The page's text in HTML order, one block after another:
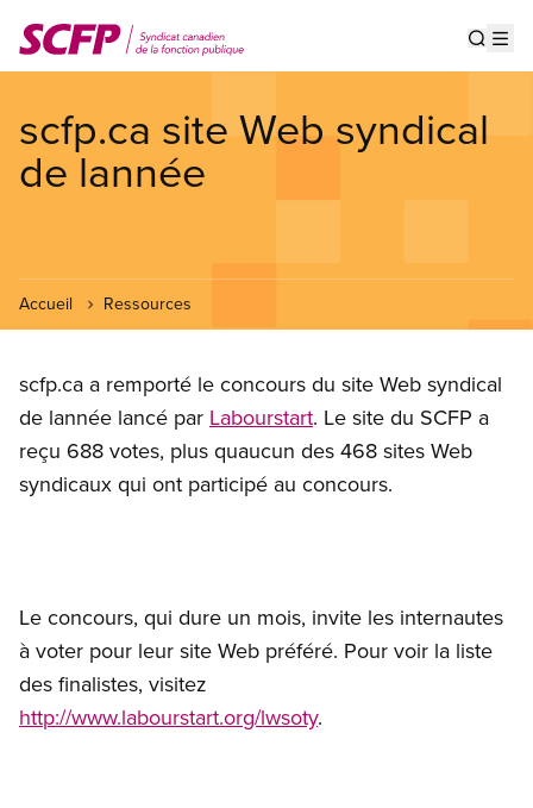
au
contenu
scfp.ca site Web syndical
de lannée
Accueil Ressources
scfp.ca a remporté le concours du site Web syndical
de lannée lancé par Labourstart. Le site du SCFP a
reçu 688 votes, plus quaucun des 468 sites Web
syndicaux qui ont participé au concours.
Le concours, qui dure un mois, invite les internautes
à voter pour leur site Web préféré. Pour voir la liste
des finalistes, visitez
http://www.labourstart.org/lwsoty.